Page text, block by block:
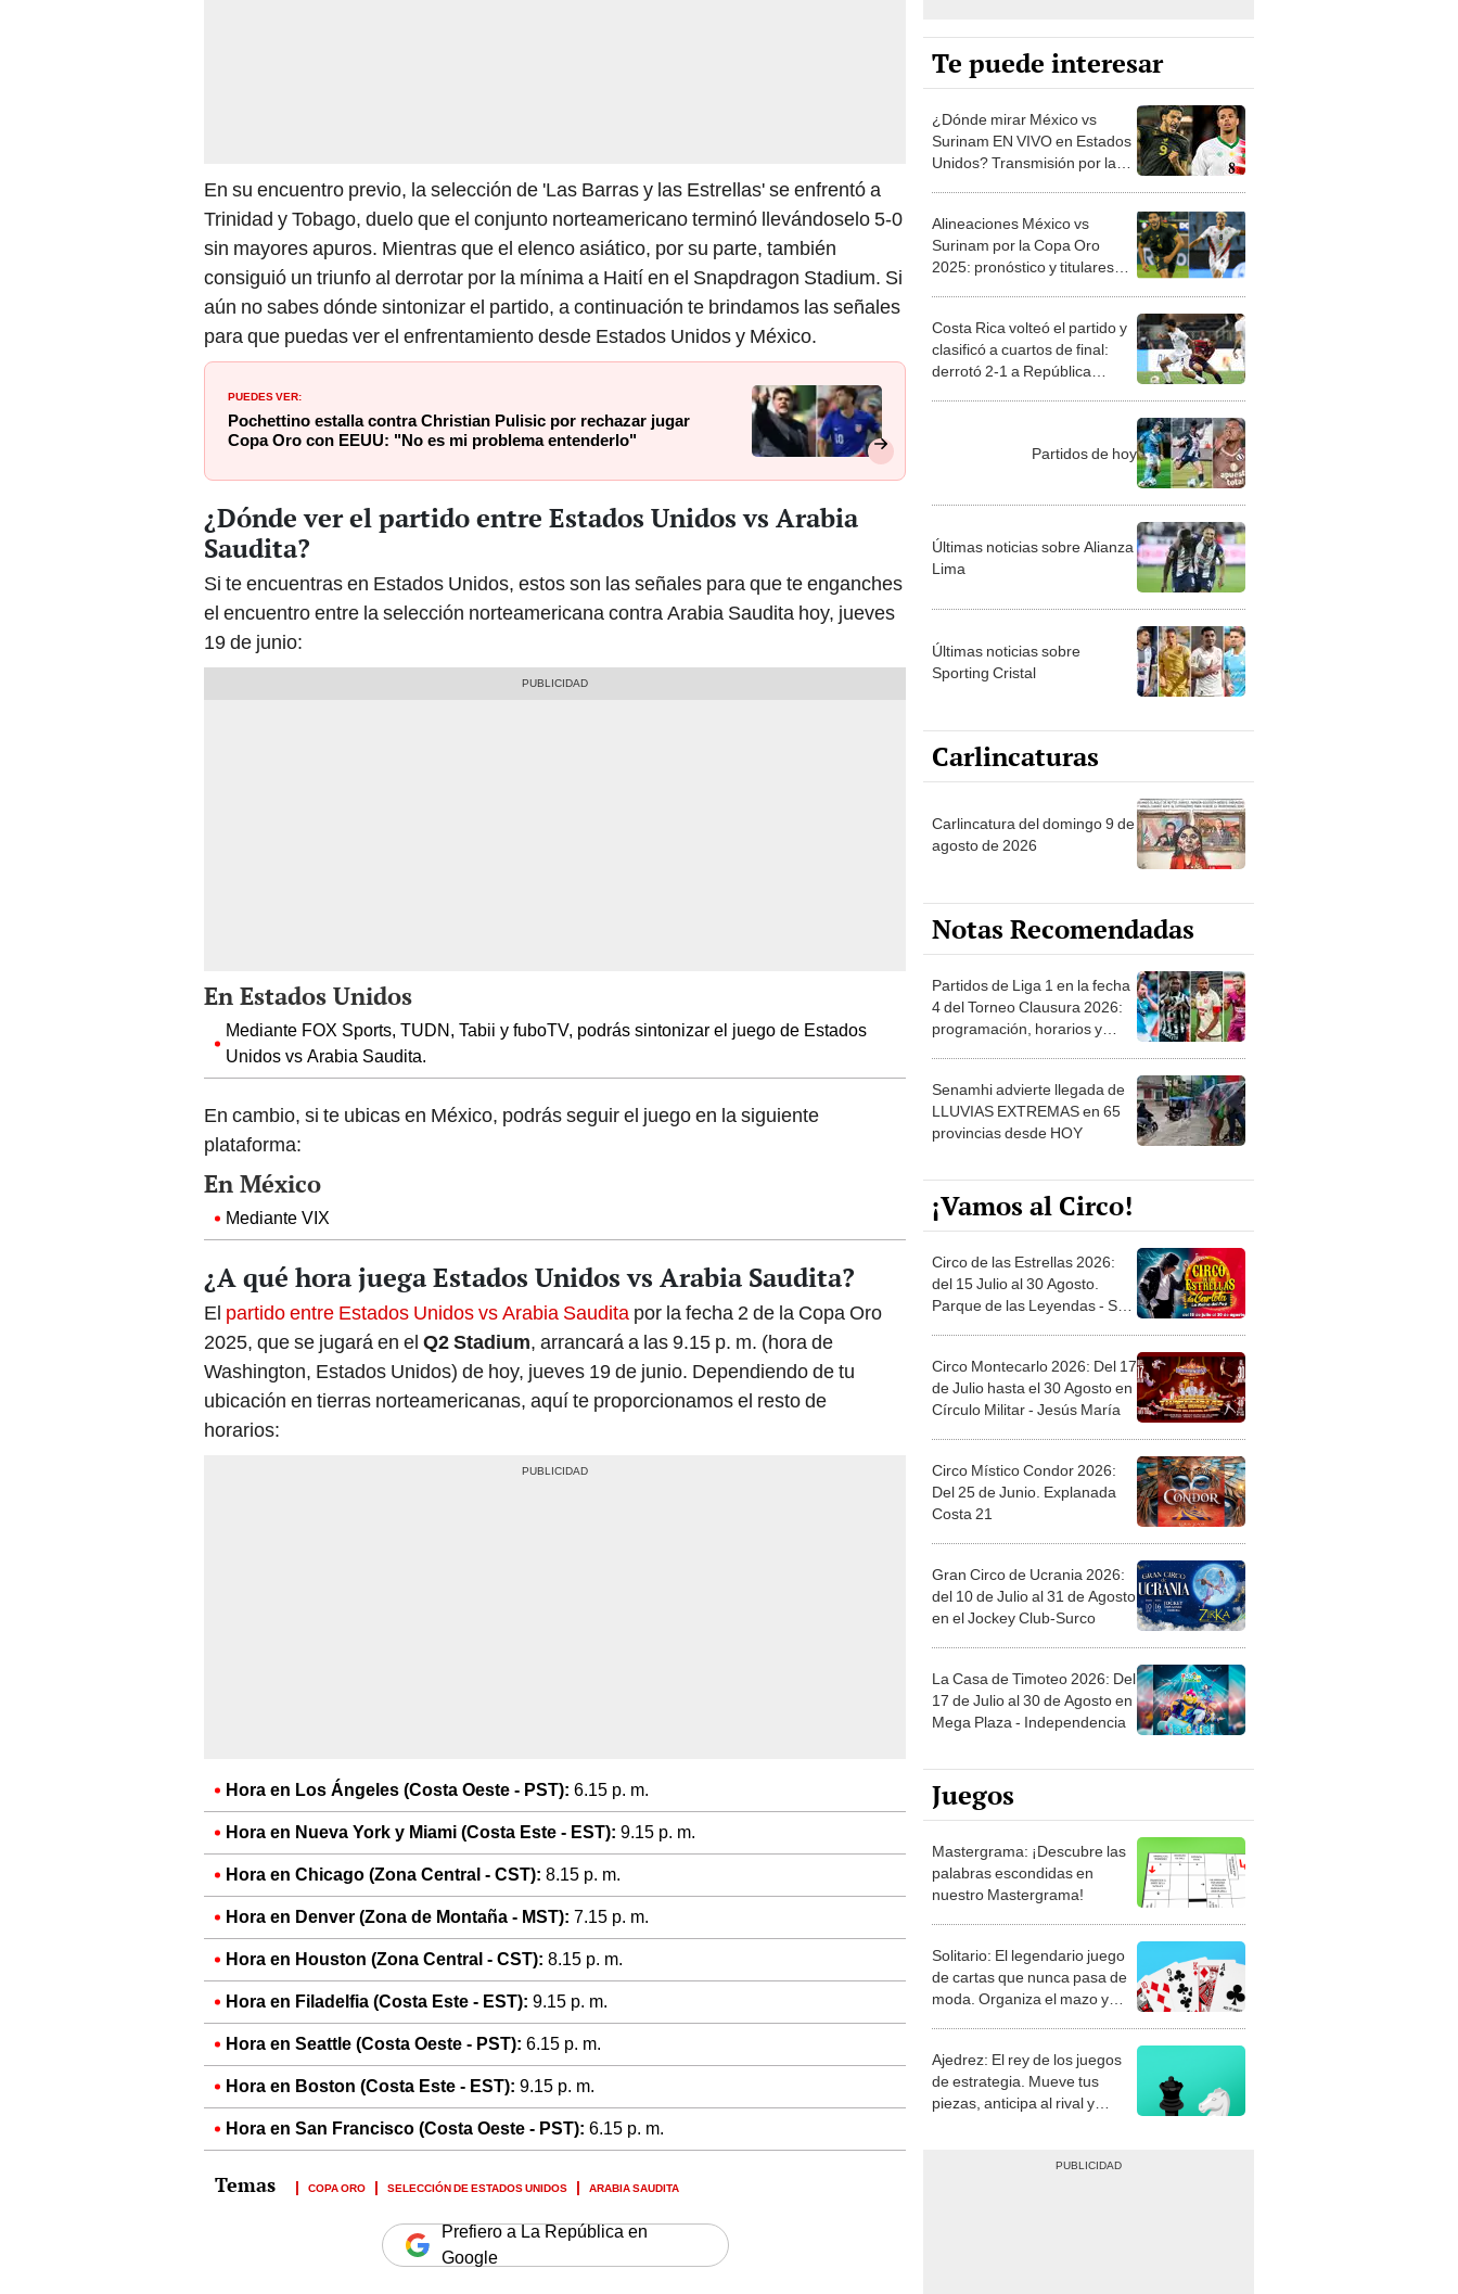
En su encuentro previo, la selección de 'Las Barras y las Estrellas' se enfrentó a
Trinidad y Tobago, duelo que el conjunto norteamericano terminó llevándoselo 5-0
sin mayores apuros. Mientras que el elenco asiático, por su parte, también
consiguió un triunfo al derrotar por la mínima a Haití en el Snapdragon Stadium. Si
aún no sabes dónde sintonizar el partido, a continuación te brindamos las señales
para que puedas ver el enfrentamiento desde Estados Unidos y México.
PUEDES VER:
Pochettino estalla contra Christian Pulisic por rechazar jugar
Copa Oro con EEUU: "No es mi problema entenderlo"
¿Dónde ver el partido entre Estados Unidos vs Arabia
Saudita?
Si te encuentras en Estados Unidos, estos son las señales para que te enganches
el encuentro entre la selección norteamericana contra Arabia Saudita hoy, jueves
19 de junio:
En Estados Unidos
Mediante FOX Sports, TUDN, Tabii y fuboTV, podrás sintonizar el juego de Estados
Unidos vs Arabia Saudita.
En cambio, si te ubicas en México, podrás seguir el juego en la siguiente
plataforma:
En México
Mediante VIX
¿A qué hora juega Estados Unidos vs Arabia Saudita?
El partido entre Estados Unidos vs Arabia Saudita por la fecha 2 de la Copa Oro
2025, que se jugará en el Q2 Stadium, arrancará a las 9.15 p. m. (hora de
Washington, Estados Unidos) de hoy, jueves 19 de junio. Dependiendo de tu
ubicación en tierras norteamericanas, aquí te proporcionamos el resto de
horarios:
Hora en Los Ángeles (Costa Oeste - PST): 6.15 p. m.
Hora en Nueva York y Miami (Costa Este - EST): 9.15 p. m.
Hora en Chicago (Zona Central - CST): 8.15 p. m.
Hora en Denver (Zona de Montaña - MST): 7.15 p. m.
Hora en Houston (Zona Central - CST): 8.15 p. m.
Hora en Filadelfia (Costa Este - EST): 9.15 p. m.
Hora en Seattle (Costa Oeste - PST): 6.15 p. m.
Hora en Boston (Costa Este - EST): 9.15 p. m.
Hora en San Francisco (Costa Oeste - PST): 6.15 p. m.
COPA ORO SELECCIÓN DE ESTADOS UNIDOS ARABIA SAUDITA
Prefiero a La República en
Google
Te puede interesar
¿Dónde mirar México vs
Surinam EN VIVO en Estados
Unidos? Transmisión por la
Alineaciones México vs
Surinam por la Copa Oro
2025: pronóstico y titulares
Costa Rica volteó el partido y
clasificó a cuartos de final:
derrotó 2-1 a República
Partidos de hoy
Últimas noticias sobre Alianza
Lima
Últimas noticias sobre
Sporting Cristal
Carlincaturas
Carlincatura del domingo 9 de
agosto de 2026
Notas Recomendadas
Partidos de Liga 1 en la fecha
4 del Torneo Clausura 2026:
programación, horarios y
Senamhi advierte llegada de
LLUVIAS EXTREMAS en 65
provincias desde HOY
¡Vamos al Circo!
Circo de las Estrellas 2026:
del 15 Julio al 30 Agosto.
Parque de las Leyendas - San
Circo Montecarlo 2026: Del 17
de Julio hasta el 30 Agosto en
Círculo Militar - Jesús María
Circo Místico Condor 2026:
Del 25 de Junio. Explanada
Costa 21
Gran Circo de Ucrania 2026:
del 10 de Julio al 31 de Agosto
en el Jockey Club-Surco
La Casa de Timoteo 2026: Del
17 de Julio al 30 de Agosto en
Mega Plaza - Independencia
Juegos
Mastergrama: ¡Descubre las
palabras escondidas en
nuestro Mastergrama!
Solitario: El legendario juego
de cartas que nunca pasa de
moda. Organiza el mazo y
Ajedrez: El rey de los juegos
de estrategia. Mueve tus
piezas, anticipa al rival y